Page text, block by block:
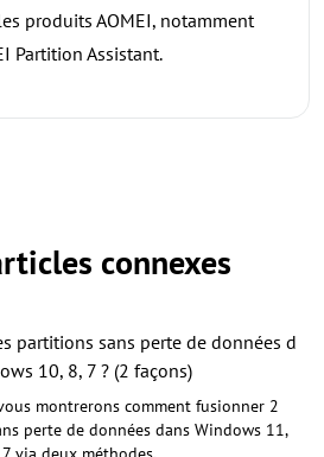
produits AOMEI, notamment
Partition Assistant.
connexes
partitions sans perte de données d
10, 8, 7 ? (2 façons)
montrerons comment fusionner 2
perte de données dans Windows 11,